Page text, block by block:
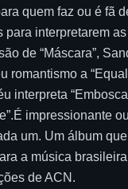
quem faz ou é fã
interpretarem
de “Máscara”,
a
impressionante
um. Um álbum
a música
de ACN.